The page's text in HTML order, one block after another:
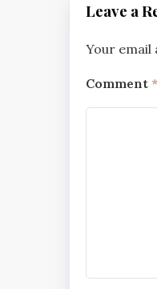
Leave a
Your email
Comment *